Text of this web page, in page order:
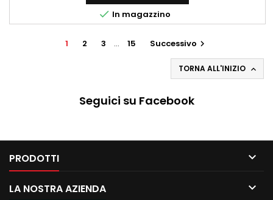
 In magazzino
1 2 3 … 15 Successivo 
TORNA ALL'INIZIO 
Seguici su Facebook
PRODOTTI 
LA NOSTRA AZIENDA 